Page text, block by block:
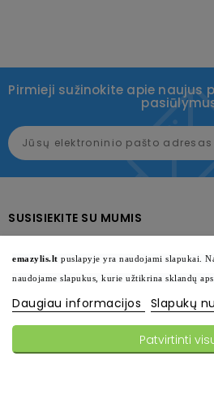
Pirmieji sužinokite apie naujus
SUSISIEKITE SU MUMIS
INFORMACIJA
SEKITE MUS
emazylis.lt puslapyje yra naudojami slapukai.
naudojame slapukus, kurie užtikrina sklandų
Daugiau informacijos Slapukų
Patvirtinti